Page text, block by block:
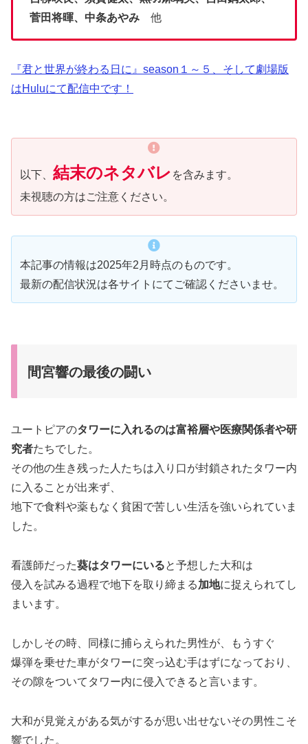
菅田将暉、中条あやみ 他
『君と世界が終わる日に』season１～５、そして劇場版
はHuluにて配信中です！
以下、 結末のネタバレ を含みます。
未視聴の方はご注意ください。
本記事の情報は2025年2月時点のものです。
最新の配信状況は各サイトにてご確認くださいませ。
間宮響の最後の闘い
ユートピアのタワーに入れるのは富裕層や医療関係者や研
究者たちでした。
その他の生き残った人たちは入り口が封鎖されたタワー内
に入ることが出来ず、
地下で食料や薬もなく貧困で苦しい生活を強いられていま
した。
看護師だった葵はタワーにいると予想した大和は
侵入を試みる過程で地下を取り締まる加地に捉えられてし
まいます。
しかしその時、同様に捕らえられた男性が、もうすぐ
爆弾を乗せた車がタワーに突っ込む手はずになっており、
その隙をついてタワー内に侵入できると言います。
大和が見覚えがある気がするが思い出せないその男性こそ
響でした。